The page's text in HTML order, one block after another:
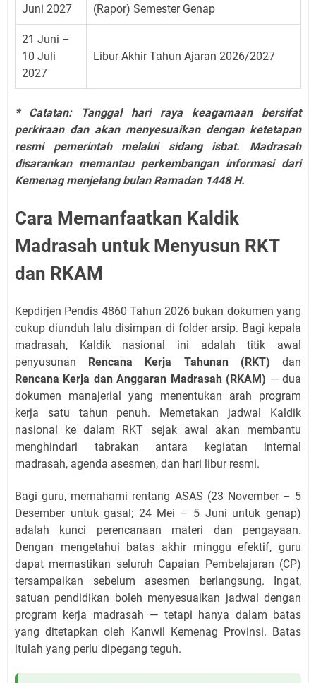
Juni 2027 (Rapor) Semester Genap
21 Juni –
10 Juli
2027
Libur Akhir Tahun Ajaran 2026/2027
* Catatan: Tanggal hari raya keagamaan bersifat
perkiraan dan akan menyesuaikan dengan ketetapan
resmi pemerintah melalui sidang isbat. Madrasah
disarankan memantau perkembangan informasi dari
Kemenag menjelang bulan Ramadan 1448 H.
Cara Memanfaatkan Kaldik
Madrasah untuk Menyusun RKT
dan RKAM
Kepdirjen Pendis 4860 Tahun 2026 bukan dokumen yang
cukup diunduh lalu disimpan di folder arsip. Bagi kepala
madrasah, Kaldik nasional ini adalah titik awal
penyusunan Rencana Kerja Tahunan (RKT) dan
Rencana Kerja dan Anggaran Madrasah (RKAM) — dua
dokumen manajerial yang menentukan arah program
kerja satu tahun penuh. Memetakan jadwal Kaldik
nasional ke dalam RKT sejak awal akan membantu
menghindari tabrakan antara kegiatan internal
madrasah, agenda asesmen, dan hari libur resmi.
Bagi guru, memahami rentang ASAS (23 November – 5
Desember untuk gasal; 24 Mei – 5 Juni untuk genap)
adalah kunci perencanaan materi dan pengayaan.
Dengan mengetahui batas akhir minggu efektif, guru
dapat memastikan seluruh Capaian Pembelajaran (CP)
tersampaikan sebelum asesmen berlangsung. Ingat,
satuan pendidikan boleh menyesuaikan jadwal dengan
program kerja madrasah — tetapi hanya dalam batas
yang ditetapkan oleh Kanwil Kemenag Provinsi. Batas
itulah yang perlu dipegang teguh.